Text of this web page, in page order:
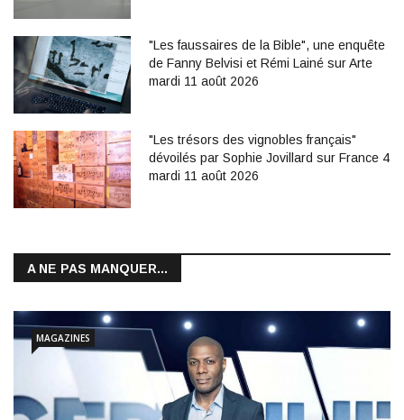
"Les faussaires de la Bible", une enquête
de Fanny Belvisi et Rémi Lainé sur Arte
mardi 11 août 2026
"Les trésors des vignobles français"
dévoilés par Sophie Jovillard sur France 4
mardi 11 août 2026
A NE PAS MANQUER...
MAGAZINES